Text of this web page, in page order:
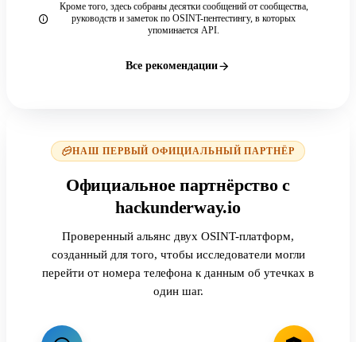
Кроме того, здесь собраны десятки сообщений от сообщества,
руководств и заметок по OSINT-пентестингу, в которых
упоминается API.
Все рекомендации
НАШ ПЕРВЫЙ ОФИЦИАЛЬНЫЙ ПАРТНЁР
Официальное партнёрство с
hackunderway.io
Проверенный альянс двух OSINT-платформ,
созданный для того, чтобы исследователи могли
перейти от номера телефона к данным об утечках в
один шаг.